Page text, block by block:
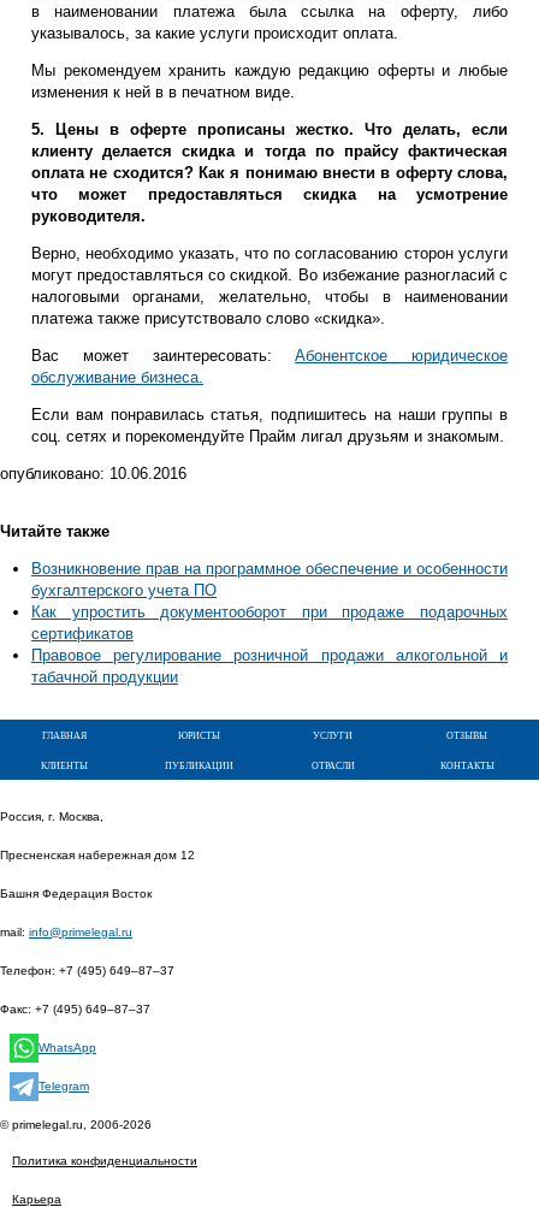
в наименовании платежа была ссылка на оферту, либо
указывалось, за какие услуги происходит оплата.
Мы рекомендуем хранить каждую редакцию оферты и любые
изменения к ней в в печатном виде.
5. Цены в оферте прописаны жестко. Что делать, если
клиенту делается скидка и тогда по прайсу фактическая
оплата не сходится? Как я понимаю внести в оферту слова,
что может предоставляться скидка на усмотрение
руководителя.
Верно, необходимо указать, что по согласованию сторон услуги
могут предоставляться со скидкой. Во избежание разногласий с
налоговыми органами, желательно, чтобы в наименовании
платежа также присутствовало слово «скидка».
Вас может заинтересовать:Абонентское юридическое
обслуживание бизнеса.
Если вам понравилась статья, подпишитесь на наши группы в
соц. сетях и порекомендуйте Прайм лигал друзьям и знакомым.
опубликовано: 10.06.2016
Читайте также
Возникновение прав на программное обеспечение и особенности
бухгалтерского учета ПО
Как упростить документооборот при продаже подарочных
сертификатов
Правовое регулирование розничной продажи алкогольной и
табачной продукции
главная юристы услуги
отзывы
клиенты
публикации отрасли контакты
Россия, г. Москва,
Пресненская набережная дом 12
Башня Федерация Восток
mail: info@primelegal.ru
Телефон: +7 (495) 649–87–37
Факс: +7 (495) 649–87–37
WhatsApp
Telegram
© primelegal.ru, 2006-2026
Политика конфиденциальности
Карьера